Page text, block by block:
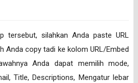
tersebut, silahkan Anda paste URL
Anda copy tadi ke kolom URL/Embed
Anda dapat memilih mode,
Title, Descriptions, Mengatur lebar